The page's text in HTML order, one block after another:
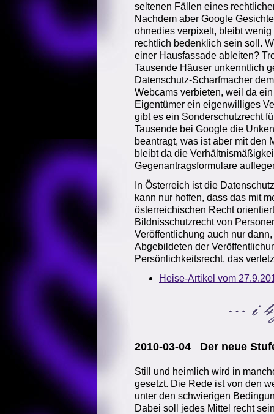
seltenen Fällen eines
Nachdem aber Google
ohnedies verpixelt, bleibt
rechtlich bedenklich sein soll.
einer Hausfassade ableiten?
Tausende Häuser unkenntlich
Datenschutz-Scharfmacher
Webcams verbieten, weil da
Eigentümer ein eigenwilliges
gibt es ein Sonderschutzrecht
Tausende bei Google die
beantragt, was ist aber mit den
bleibt da die
Gegenantragsformulare
In Österreich ist die
kann nur hoffen, dass das mit
österreichischen Recht
Bildnisschutzrecht von
Veröffentlichung auch nur
Abgebildeten der
Persönlichkeitsrecht, das
Heise-Artikel vom
2010-03-04 Der neue
Still und heimlich wird in
gesetzt. Die Rede ist von den
unter den schwierigen
Dabei soll jedes Mittel recht